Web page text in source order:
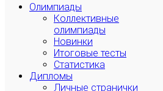
Олимпиады
Коллективные
олимпиады
Новинки
Итоговые тесты
Статистика
Дипломы
Личные странички